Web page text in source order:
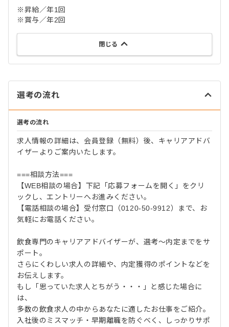
※昇給／年1回
※賞与／年2回
閉じる
選考の流れ
選考の流れ
求人情報の詳細は、会員登録（無料）後、キャリアアドバ
イザーよりご案内いたします。
===相談方法===
【WEB相談の場合】下記「応募フォームを開く」をクリ
ックし、エントリーへお進みください。
【電話相談の場合】受付窓口（0120-50-9912）まで、お
気軽にお電話ください。
飲食専門のキャリアアドバイザーが、選考～内定までをサ
ポート。
さらにくわしい求人の詳細や、内定獲得のポイントなどを
お伝えします。
もし「思っていた求人とちがう・・・」と感じた場合に
は、
多数の飲食求人の中からあなたに適したお仕事をご紹介。
入社後のミスマッチ・早期離職を防ぐべく、しっかりサポ